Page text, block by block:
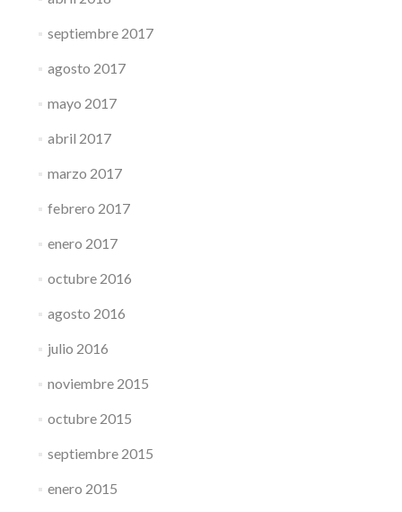
septiembre 2017
agosto 2017
mayo 2017
abril 2017
marzo 2017
febrero 2017
enero 2017
octubre 2016
agosto 2016
julio 2016
noviembre 2015
octubre 2015
septiembre 2015
enero 2015